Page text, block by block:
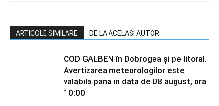
ARTICOLE SIMILARE DE LA ACELAȘI AUTOR
COD GALBEN în Dobrogea și pe litoral.
Avertizarea meteorologilor este
valabilă până în data de 08 august, ora
10:00